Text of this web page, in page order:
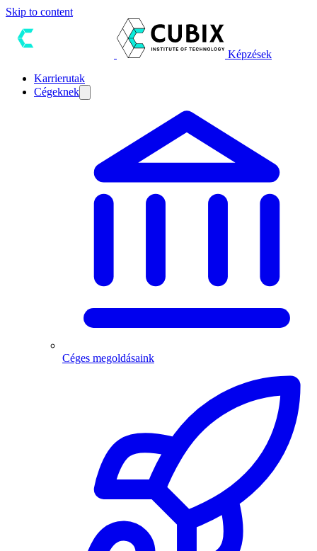
Skip to content
Képzések
Karrierutak
Cégeknek
Céges megoldásaink